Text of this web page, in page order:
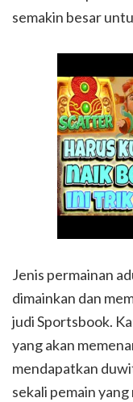
semakin besar
Jenis permainan
dimainkan dan
judi Sportsbook.
yang akan
mendapatkan
sekali pemain